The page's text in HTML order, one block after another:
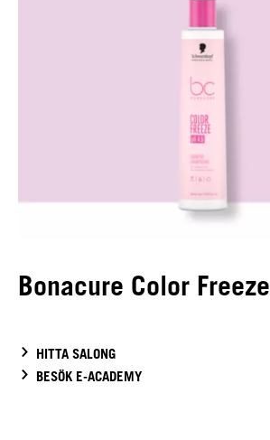
Bonacure Color
HITTA SALONG
BESÖK E-ACADEMY